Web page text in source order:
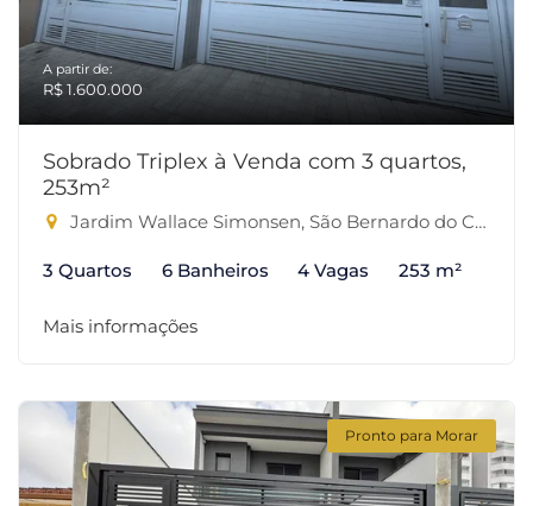
A partir de:
R$ 1.600.000
Sobrado Triplex à Venda com 3 quartos,
253m²
Jardim Wallace Simonsen, São Bernardo do Campo-SP
3 Quartos 6 Banheiros 4 Vagas 253 m²
Mais informações
Pronto para Morar